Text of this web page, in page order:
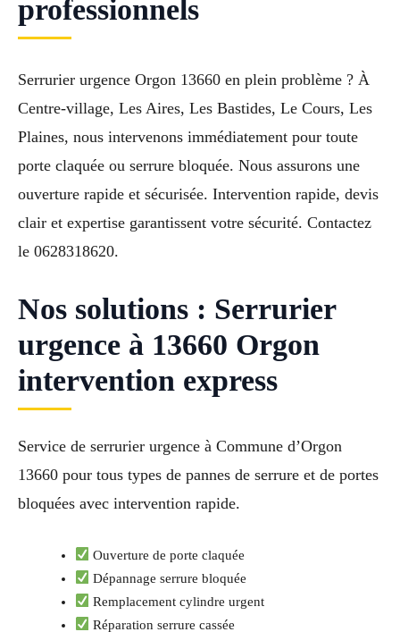
professionnels
Serrurier urgence Orgon 13660 en plein problème ? À
Centre-village, Les Aires, Les Bastides, Le Cours, Les
Plaines, nous intervenons immédiatement pour toute
porte claquée ou serrure bloquée. Nous assurons une
ouverture rapide et sécurisée. Intervention rapide, devis
clair et expertise garantissent votre sécurité. Contactez
le 0628318620.
Nos solutions : Serrurier
urgence à 13660 Orgon
intervention express
Service de serrurier urgence à Commune d’Orgon
13660 pour tous types de pannes de serrure et de portes
bloquées avec intervention rapide.
Ouverture de porte claquée
Dépannage serrure bloquée
Remplacement cylindre urgent
Réparation serrure cassée